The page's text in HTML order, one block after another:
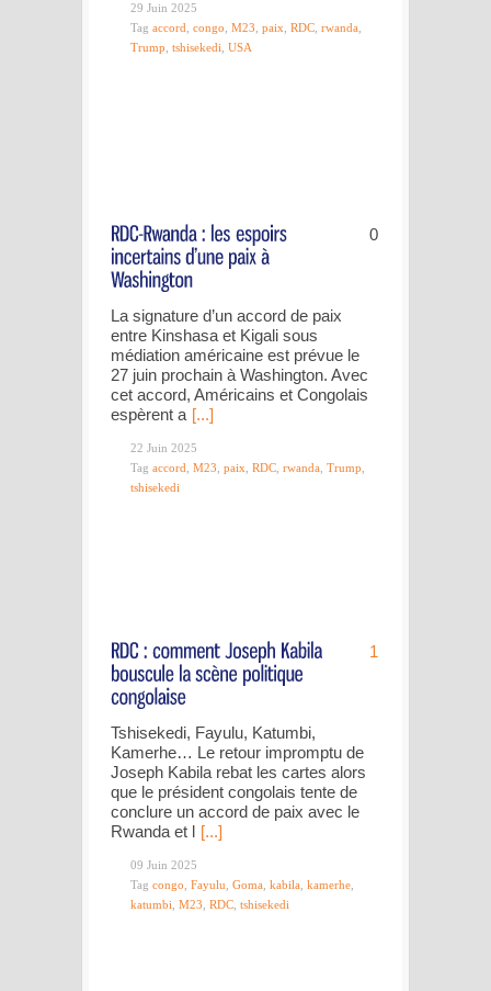
29 Juin 2025
Tag accord congo M23 paix RDC rwanda
Trump tshisekedi USA
0
La signature d’un accord de paix
entre Kinshasa et Kigali sous
médiation américaine est prévue le
27 juin prochain à Washington. Avec
cet accord, Américains et Congolais
espèrent a [...]
22 Juin 2025
Tag accord, M23, paix, RDC, rwanda, Trump,
tshisekedi
1
Tshisekedi, Fayulu, Katumbi,
Kamerhe… Le retour impromptu de
Joseph Kabila rebat les cartes alors
que le président congolais tente de
conclure un accord de paix avec le
Rwanda et l [...]
09 Juin 2025
Tag congo, Fayulu, Goma, kabila, kamerhe,
katumbi, M23, RDC, tshisekedi